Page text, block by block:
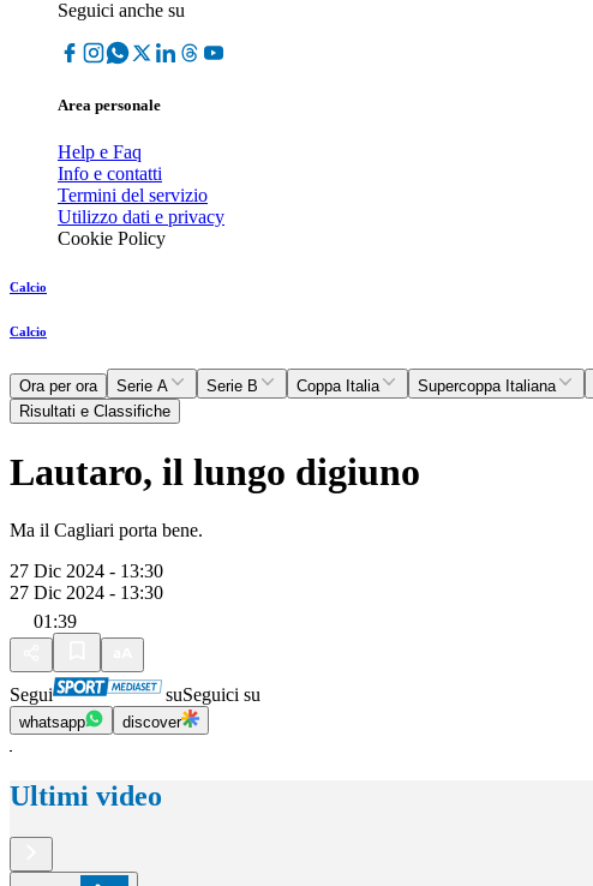
Seguici anche su
Area personale
Help e Faq
Info e contatti
Termini del servizio
Utilizzo dati e privacy
Cookie Policy
Calcio
Calcio
Ora per ora Serie A Serie B Coppa Italia Supercoppa Italiana
Risultati e Classifiche
Lautaro, il lungo digiuno
Ma il Cagliari porta bene.
27 Dic 2024 - 13:30
27 Dic 2024 - 13:30
01:39
Segui suSeguici su
whatsapp discover
Ultimi video